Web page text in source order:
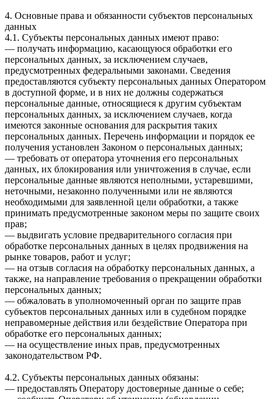
4. Основные права и обязанности субъектов персональных
данных
4.1. Субъекты персональных данных имеют право:
— получать информацию, касающуюся обработки его
персональных данных, за исключением случаев,
предусмотренных федеральными законами. Сведения
предоставляются субъекту персональных данных Оператором
в доступной форме, и в них не должны содержаться
персональные данные, относящиеся к другим субъектам
персональных данных, за исключением случаев, когда
имеются законные основания для раскрытия таких
персональных данных. Перечень информации и порядок ее
получения установлен Законом о персональных данных;
— требовать от оператора уточнения его персональных
данных, их блокирования или уничтожения в случае, если
персональные данные являются неполными, устаревшими,
неточными, незаконно полученными или не являются
необходимыми для заявленной цели обработки, а также
принимать предусмотренные законом меры по защите своих
прав;
— выдвигать условие предварительного согласия при
обработке персональных данных в целях продвижения на
рынке товаров, работ и услуг;
— на отзыв согласия на обработку персональных данных, а
также, на направление требования о прекращении обработки
персональных данных;
— обжаловать в уполномоченный орган по защите прав
субъектов персональных данных или в судебном порядке
неправомерные действия или бездействие Оператора при
обработке его персональных данных;
— на осуществление иных прав, предусмотренных
законодательством РФ.
4.2. Субъекты персональных данных обязаны:
— предоставлять Оператору достоверные данные о себе;